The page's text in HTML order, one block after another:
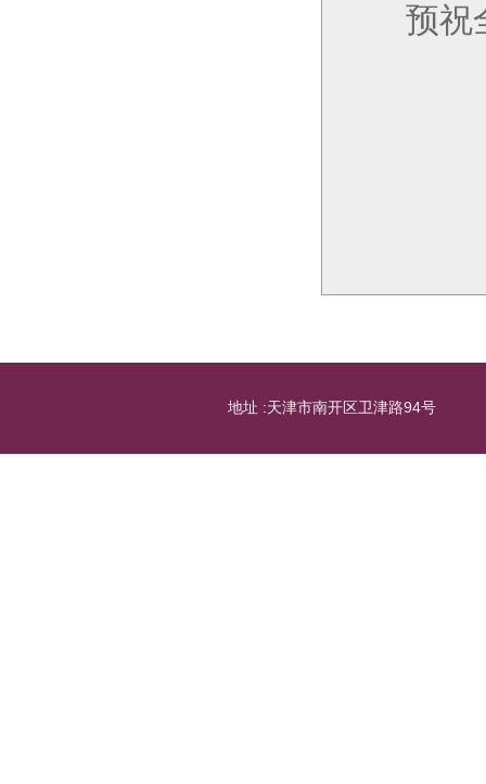
预祝
地址 :天津市南开区卫津路94号